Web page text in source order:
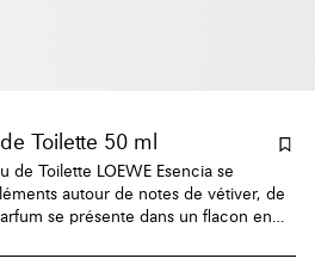
Toilette 50 ml
de Toilette LOEWE Esencia se
autour de notes de vétiver, de
se présente dans un flacon en
rustique vert foncé.